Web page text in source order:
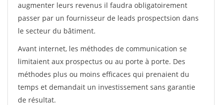
augmenter leurs revenus il faudra obligatoirement
passer par un fournisseur de leads prospectsion dans
le secteur du bâtiment.
Avant internet, les méthodes de communication se
limitaient aux prospectus ou au porte à porte. Des
méthodes plus ou moins efficaces qui prenaient du
temps et demandait un investissement sans garantie
de résultat.